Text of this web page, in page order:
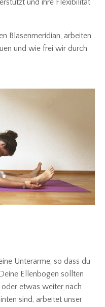
und ihre Flexibilität
Blasenmeridian, arbeiten
und wie frei wir durch
Unterarme, so dass du
Ellenbogen sollten
oder etwas weiter nach
sind, arbeitet unser